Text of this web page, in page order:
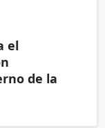
el
de la